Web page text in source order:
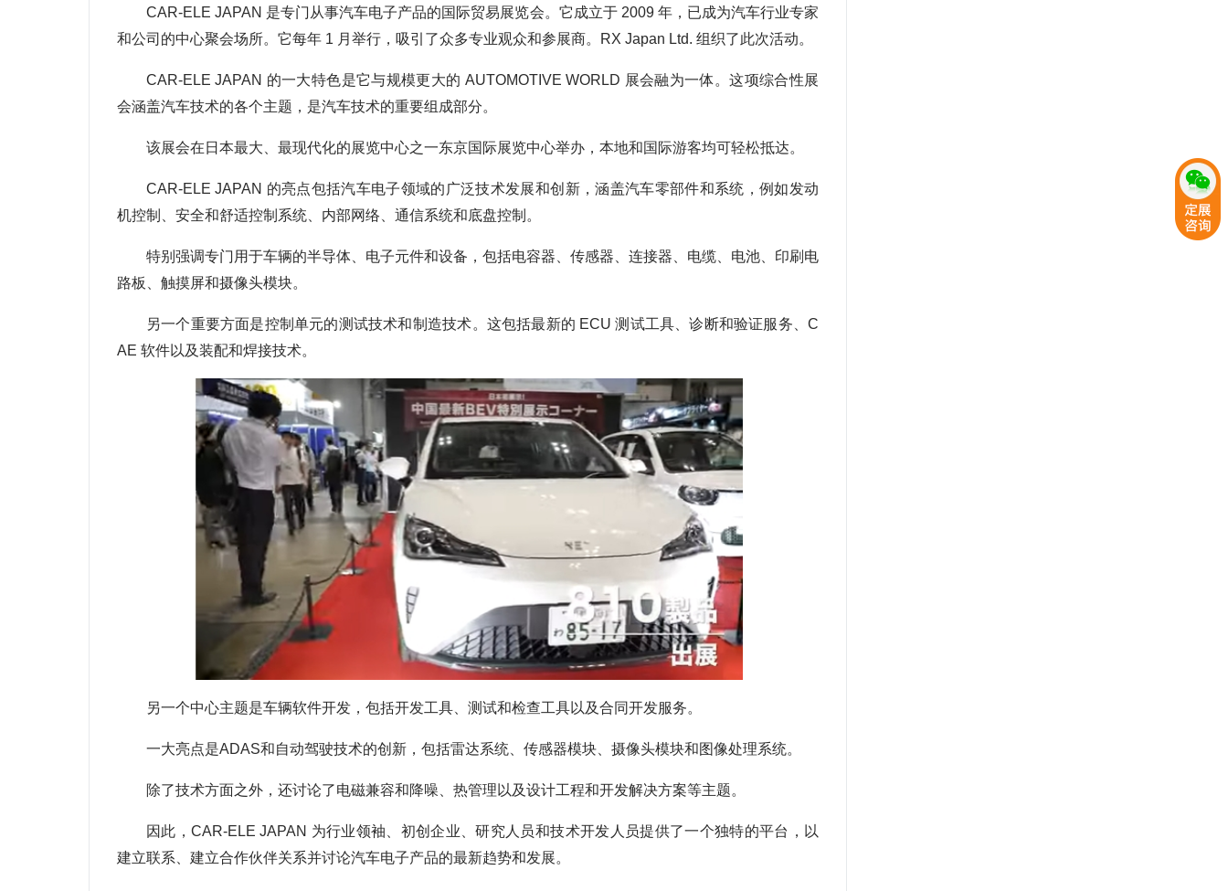
CAR-ELE JAPAN 是专门从事汽车电子产品的国际贸易展览会。它成立于 2009 年，已成为汽车行业专家
和公司的中心聚会场所。它每年 1 月举行，吸引了众多专业观众和参展商。RX Japan Ltd. 组织了此次活动。
CAR-ELE JAPAN 的一大特色是它与规模更大的 AUTOMOTIVE WORLD 展会融为一体。这项综合性展
会涵盖汽车技术的各个主题，是汽车技术的重要组成部分。
该展会在日本最大、最现代化的展览中心之一东京国际展览中心举办，本地和国际游客均可轻松抵达。
CAR-ELE JAPAN 的亮点包括汽车电子领域的广泛技术发展和创新，涵盖汽车零部件和系统，例如发动
机控制、安全和舒适控制系统、内部网络、通信系统和底盘控制。
特别强调专门用于车辆的半导体、电子元件和设备，包括电容器、传感器、连接器、电缆、电池、印刷电
路板、触摸屏和摄像头模块。
另一个重要方面是控制单元的测试技术和制造技术。这包括最新的 ECU 测试工具、诊断和验证服务、C
AE 软件以及装配和焊接技术。
另一个中心主题是车辆软件开发，包括开发工具、测试和检查工具以及合同开发服务。
一大亮点是ADAS和自动驾驶技术的创新，包括雷达系统、传感器模块、摄像头模块和图像处理系统。
除了技术方面之外，还讨论了电磁兼容和降噪、热管理以及设计工程和开发解决方案等主题。
因此，CAR-ELE JAPAN 为行业领袖、初创企业、研究人员和技术开发人员提供了一个独特的平台，以
建立联系、建立合作伙伴关系并讨论汽车电子产品的最新趋势和发展。